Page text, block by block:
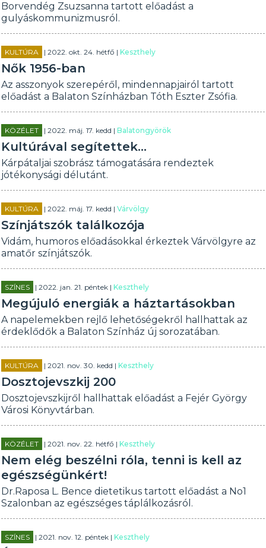
Borvendég Zsuzsanna tartott előadást a
gulyáskommunizmusról.
KULTÚRA | 2022. okt. 24. hétfő |Keszthely
Nők 1956-ban
Az asszonyok szerepéről, mindennapjairól tartott
előadást a Balaton Színházban Tóth Eszter Zsófia.
KÖZÉLET | 2022. máj. 17. kedd |Balatongyörök
Kultúrával segítettek...
Kárpátaljai szobrász támogatására rendeztek
jótékonysági délutánt.
KULTÚRA | 2022. máj. 17. kedd |Várvölgy
Színjátszók találkozója
Vidám, humoros előadásokkal érkeztek Várvölgyre az
amatőr színjátszók.
SZÍNES | 2022. jan. 21. péntek |Keszthely
Megújuló energiák a háztartásokban
A napelemekben rejlő lehetőségekről hallhattak az
érdeklődők a Balaton Színház új sorozatában.
KULTÚRA | 2021. nov. 30. kedd |Keszthely
Dosztojevszkij 200
Dosztojevszkijről hallhattak előadást a Fejér György
Városi Könyvtárban.
KÖZÉLET | 2021. nov. 22. hétfő |Keszthely
Nem elég beszélni róla, tenni is kell az
egészségünkért!
Dr.Raposa L. Bence dietetikus tartott előadást a No1
Szalonban az egészséges táplálkozásról.
SZÍNES | 2021. nov. 12. péntek |Keszthely